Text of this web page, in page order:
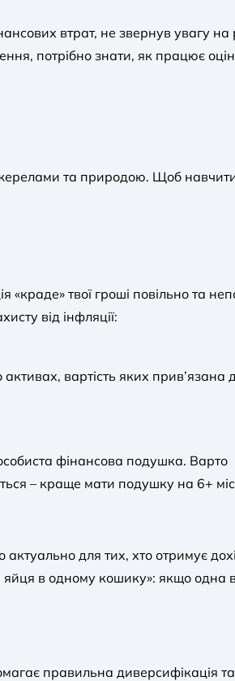
втрат, не звернув увагу на
потрібно знати, як працює
та природою. Щоб
«краде» твої гроші повільно та
від інфляції:
вартість яких прив’язана
фінансова подушка. Варто
– краще мати подушку на 6+
для тих, хто отримує
яйця в одному кошику»: якщо одна
правильна диверсифікація та